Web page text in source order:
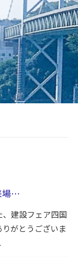
場…
建設フェア四国
がとうございま